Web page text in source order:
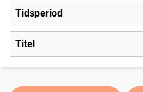
Tidsperiod
Titel